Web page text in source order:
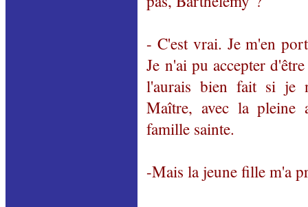
- C'est vrai. Je m'en
Je n'ai pu accepter
l'aurais bien fait si je
Maître, avec la pleine
famille sainte.
-Mais la jeune fille m'a